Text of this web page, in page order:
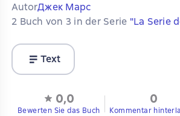
AutorДжек Марс
2 Buch von 3 in der Serie "La Serie
Text
0,0
Bewerten Sie das Buch
0
Kommentar